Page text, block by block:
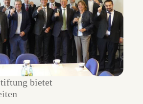
bietet